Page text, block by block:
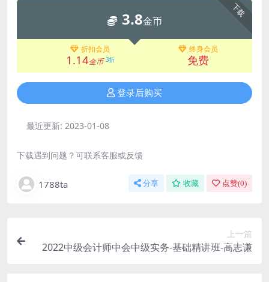
下载
3.8金币
折扣会员
1.14金币 3折
终身会员
免费
登录后购买
最近更新: 2023-01-08
下载遇到问题？可联系客服或反馈
1788ta 分享 收藏 点赞(0)
上一篇
2022中级会计师中会中级实务-基础精讲班-高志谦